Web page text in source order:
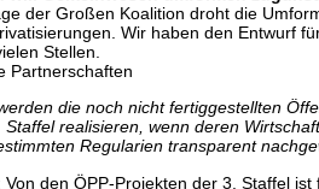
der Großen Koalition droht die
Wir haben den Entwurf
Stellen.
Partnerschaften
die noch nicht fertiggestellten
Staffel realisieren, wenn deren
Regularien transparent
Von den ÖPP-Projekten der 3. Staffel